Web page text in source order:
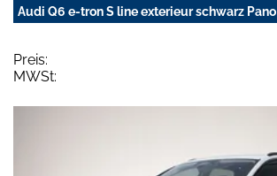
Audi Q6 e-tron S line exterieur schwarz Pano
Preis:
MWSt: